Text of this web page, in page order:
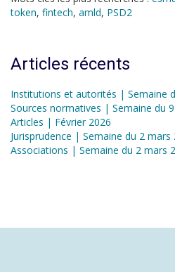
token, fintech, amld, PSD2
Articles récents
Institutions et autorités | Semaine
Sources normatives | Semaine du
Articles | Février 2026
Jurisprudence | Semaine du 2 mars
Associations | Semaine du 2 mars